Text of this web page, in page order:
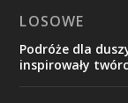
LOSOWE
Podróże dla
inspirowały